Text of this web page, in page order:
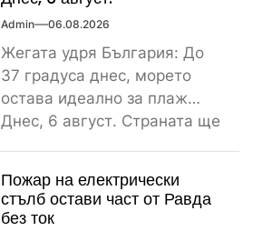
Admin 06.08.2026
Жегата удря България: До
37 градуса днес, морето
остава идеално за плаж
Днес, 6 август. Страната ще
Пожар на електрически
стълб остави част от Равда
без ток